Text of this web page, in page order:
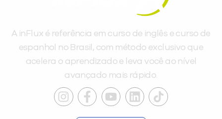
A inFlux é referência em curso de inglês e curso de
espanhol no Brasil, com método exclusivo que
acelera o aprendizado e leva você ao nível
avançado mais rápido.